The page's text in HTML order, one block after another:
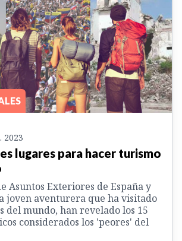
2023
lugares para hacer turismo
Asuntos Exteriores de España y
joven aventurera que ha visitado
del mundo, han revelado los 15
considerados los 'peores' del